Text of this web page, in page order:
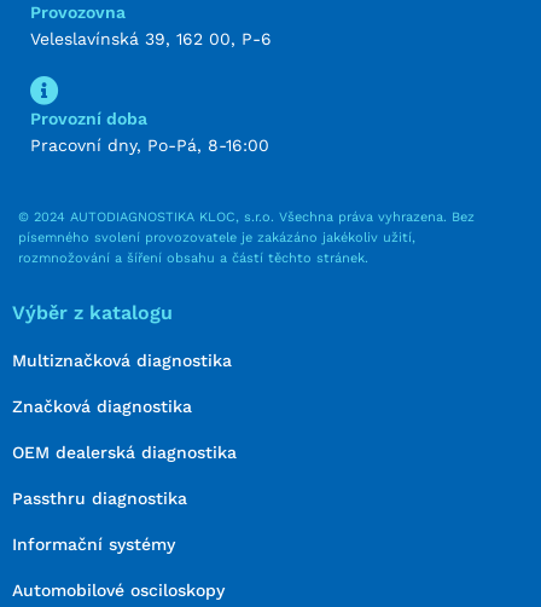
Provozovna
Veleslavínská 39, 162 00, P-6
Provozní doba
Pracovní dny, Po-Pá, 8-16:00
© 2024 AUTODIAGNOSTIKA KLOC, s.r.o. Všechna práva vyhrazena. Bez
písemného svolení provozovatele je zakázáno jakékoliv užití,
rozmnožování a šíření obsahu a částí těchto stránek.
Výběr z katalogu
Multiznačková diagnostika
Značková diagnostika
OEM dealerská diagnostika
Passthru diagnostika
Informační systémy
Automobilové osciloskopy